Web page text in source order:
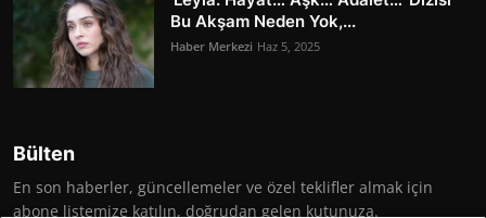
Bu Akşam Neden Yok,...
Haber Merkezi Haz 5, 2025
Bülten
En son haberler, güncellemeler ve özel teklifler almak için
abone listemize katılın, doğrudan gelen kutunuza.